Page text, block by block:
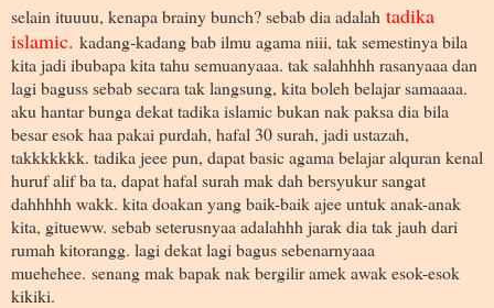
selain ituuuu, kenapa brainy bunch? sebab dia adalah tadika
islamic. kadang-kadang bab ilmu agama niii, tak semestinya bila
kita jadi ibubapa kita tahu semuanyaaa. tak salahhhh rasanyaaa dan
lagi baguss sebab secara tak langsung, kita boleh belajar samaaaa.
aku hantar bunga dekat tadika islamic bukan nak paksa dia bila
besar esok haa pakai purdah, hafal 30 surah, jadi ustazah,
takkkkkkk. tadika jeee pun, dapat basic agama belajar alquran kenal
huruf alif ba ta, dapat hafal surah mak dah bersyukur sangat
dahhhhh wakk. kita doakan yang baik-baik ajee untuk anak-anak
kita, gitueww. sebab seterusnyaa adalahhh jarak dia tak jauh dari
rumah kitorangg. lagi dekat lagi bagus sebenarnyaaa
muehehee. senang mak bapak nak bergilir amek awak esok-esok
kikiki.